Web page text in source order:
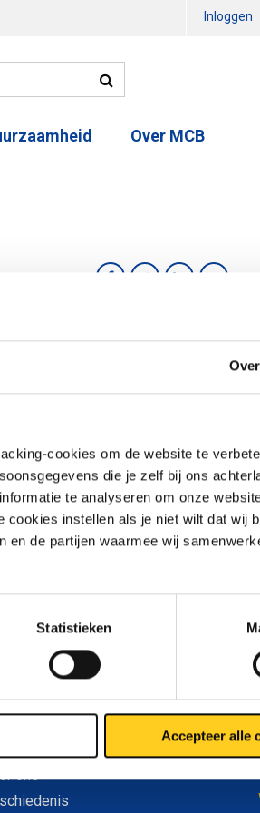
Over
cookies om de website te
die je zelf bij ons
te analyseren om onze
instellen als je niet wilt dat wij
de partijen waarmee wij
Statistieken
Accepteer alle
Inloggen
Over MCB
manier kunnen onze operators
optimaliseren. Heel
het eindproduct op het hoge niveau
tot 2000 mm en diktes van 5 mm
aan alle kwaliteitseisen, gaan we
MCB
ons